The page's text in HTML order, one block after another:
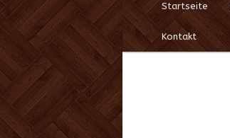
Hauptmenü
Zum
Inhalt
Startseite
Kontakt